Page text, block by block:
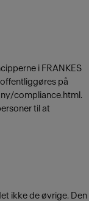
i FRANKES
på
compliance.html.
til at
ikke de øvrige. Den